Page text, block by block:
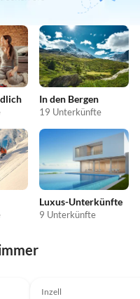
In den Bergen
19 Unterkünfte
Luxus-Unterkünfte
9 Unterkünfte
Inzell